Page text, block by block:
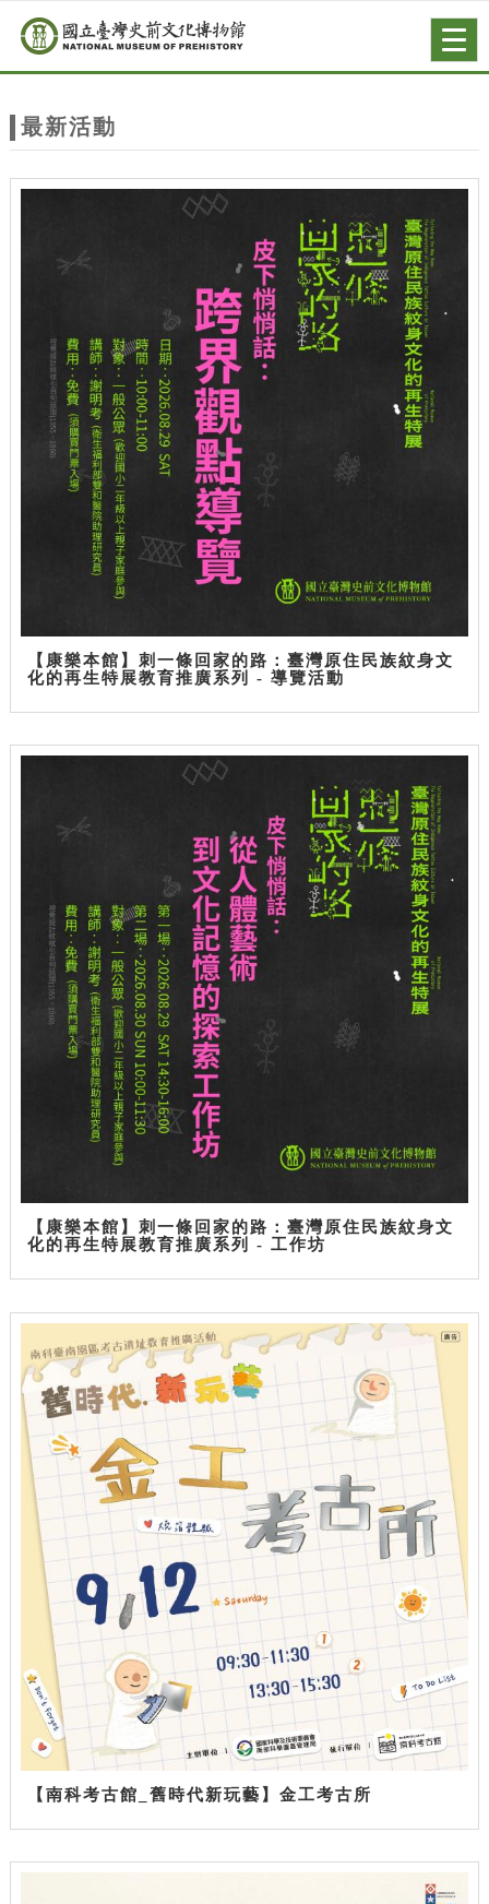
站
主
跳到主要內容
網站導覽
最新活動
【康樂本館】刺一條回家的路：臺灣原住民族紋身文
化的再生特展教育推廣系列 - 導覽活動
【康樂本館】刺一條回家的路：臺灣原住民族紋身文
化的再生特展教育推廣系列 - 工作坊
【南科考古館_舊時代新玩藝】金工考古所